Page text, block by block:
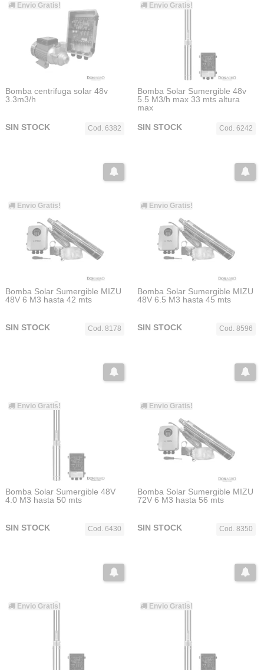
Envio Gratis!
Bomba centrifuga solar 48v
3.3m3/h
Cod. 6382
SIN STOCK
Envio Gratis!
Bomba Solar Sumergible 48v
5.5 M3/h max 33 mts altura
max
Cod. 6242
SIN STOCK
Envio Gratis!
Bomba Solar Sumergible MIZU
48V 6 M3 hasta 42 mts
Cod. 8178
SIN STOCK
Envio Gratis!
Bomba Solar Sumergible MIZU
48V 6.5 M3 hasta 45 mts
Cod. 8596
SIN STOCK
Envio Gratis!
Bomba Solar Sumergible 48V
4.0 M3 hasta 50 mts
Cod. 6430
SIN STOCK
Envio Gratis!
Bomba Solar Sumergible MIZU
72V 6 M3 hasta 56 mts
Cod. 8350
SIN STOCK
Envio Gratis! Envio Gratis!